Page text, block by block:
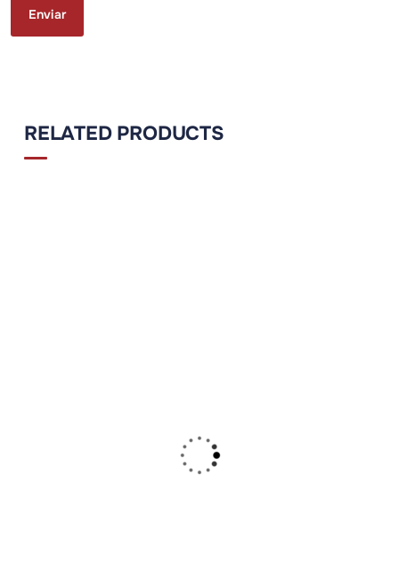
RELATED PRODUCTS